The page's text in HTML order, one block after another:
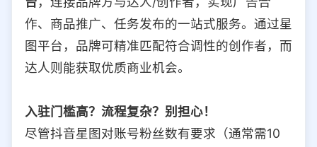
作、商品推广、任务发布的一站式服务。通过星
图平台，品牌可精准匹配符合调性的创作者，而
达人则能获取优质商业机会。
入驻门槛高？流程复杂？别担心！
尽管抖音星图对账号粉丝数有要求（通常需10